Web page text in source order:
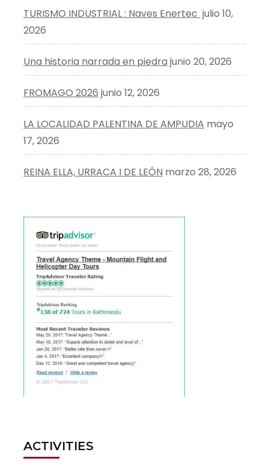
TURISMO INDUSTRIAL : Naves Enertec julio 10,
2026
Una historia narrada en piedra junio 20, 2026
FROMAGO 2026 junio 12, 2026
LA LOCALIDAD PALENTINA DE AMPUDIA mayo
17, 2026
REINA ELLA, URRACA I DE LEÓN marzo 28, 2026
ACTIVITIES